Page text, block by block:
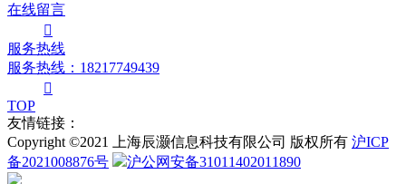
在线留言

服务热线
服务热线：18217749439

TOP
友情链接：
Copyright ©2021 上海辰灏信息科技有限公司 版权所有 沪ICP
备2021008876号
沪公网安备31011402011890